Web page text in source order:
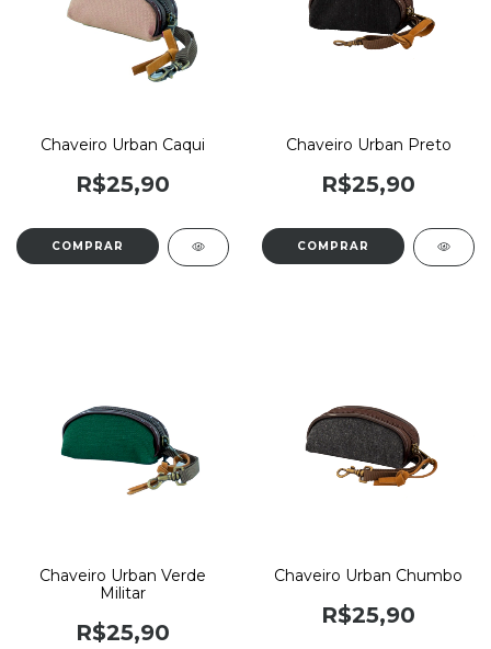
Chaveiro Urban Caqui
R$25,90
Chaveiro Urban Preto
R$25,90
Chaveiro Urban Verde
Militar
R$25,90
Chaveiro Urban Chumbo
R$25,90